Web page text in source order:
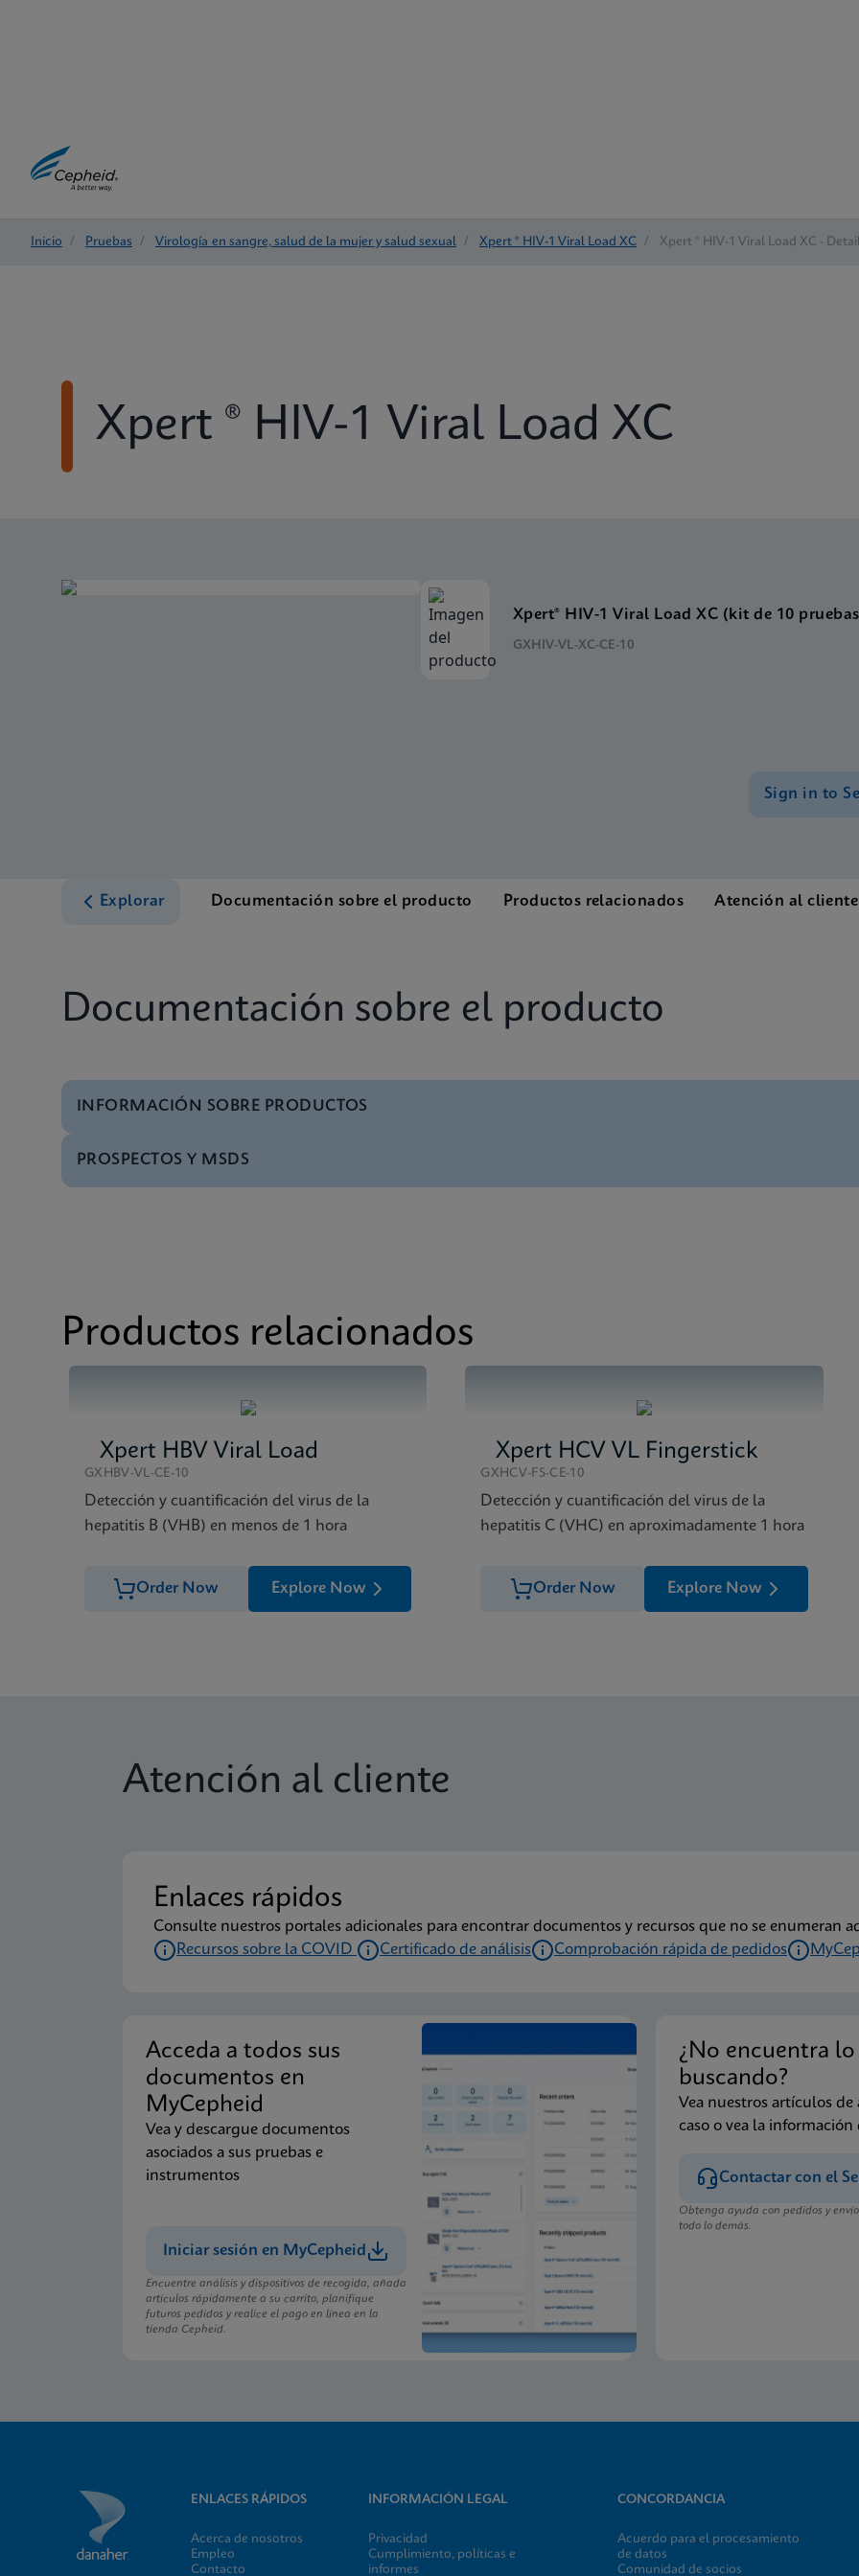
Inicio / Pruebas / Virología en sangre, salud de la mujer y salud sexual / Xpert ® HIV-1 Viral Load XC / Xpert ® HIV-1 Viral Load XC -
Xpert ® HIV-1 Viral Load XC
Xpert® HIV-1 Viral Load XC (kit de 10
GXHIV-VL-XC-CE-10
Sign in to
Explorar Documentación sobre el producto Productos relacionados Atención al cliente
Documentación sobre el producto
INFORMACIÓN SOBRE PRODUCTOS
Menú de pruebas
Ficha de datos Xpert HIV-1 Viral Load XC Reference Sheet CE-IVD (English) (GPM Reference Sheet)
PROSPECTOS Y MSDS
FDSM/FDS Xpert HIV-1 Viral Load XC SDS CE-IVD (Spanish)
FDSM/FDS Xpert HIV-1 Viral Load XC SDS CE-IVD (English)
Productos relacionados
Xpert HBV Viral Load
GXHBV-VL-CE-10
Detección y cuantificación del virus de la
hepatitis B (VHB) en menos de 1 hora
Order Now Explore Now
Xpert HCV VL Fingerstick
GXHCV-FS-CE-10
Detección y cuantificación del virus de la
hepatitis C (VHC) en aproximadamente 1 hora
Order Now Explore Now
Atención al cliente
Enlaces rápidos
Consulte nuestros portales adicionales para encontrar documentos y recursos que no se enumeran
Recursos sobre la COVID
Certificado de análisis Comprobación rápida de pedidos
Acceda a todos sus
documentos en
MyCepheid
Vea y descargue documentos
asociados a sus pruebas e
instrumentos
Iniciar sesión en MyCepheid
Encuentre análisis y dispositivos de recogida, añada
artículos rápidamente a su carrito, planifique
futuros pedidos y realice el pago en línea en la
tienda Cepheid.
¿No encuentra
buscando?
Vea nuestros artículos de
caso o vea la información
Contactar con el
Obtenga ayuda con pedidos y
todo lo demás.
ENLACES RÁPIDOS
Acerca de nosotros
Empleo
Contacto
INFORMACIÓN LEGAL
Privacidad
Cumplimiento, políticas e
informes
CONCORDANCIA
Acuerdo para el procesamiento
de datos
Comunidad de socios